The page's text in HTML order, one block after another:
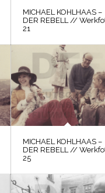
MICHAEL KOHLHAAS –
DER REBELL //
21
MICHAEL KOHLHAAS –
DER REBELL //
25